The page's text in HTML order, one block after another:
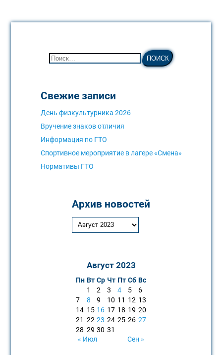
Свежие записи
День физкультурника 2026
Вручение знаков отличия
Информация по ГТО
Спортивное мероприятие в лагере «Смена»
Нормативы ГТО
Архив новостей
Август 2023
Пн Вт Ср Чт Пт Сб Вс
1
2 3 4 5
6
7
8 9 10 11 12 13
14 15 16 17 18 19 20
21 22 23 24 25 26 27
28 29 30 31
« Июл
Сен »